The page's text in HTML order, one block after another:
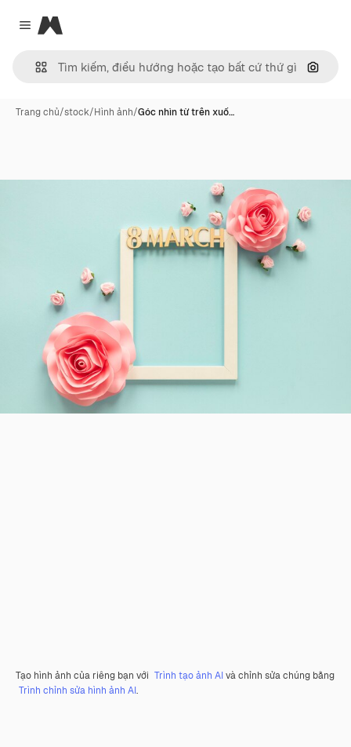
Close menu
Magnific
Tìm
Trang chủ/stock/Hình ảnh/Góc nhìn từ trên xuố…
Tạo hình ảnh của riêng bạn với Trình tạo ảnh AIvà chỉnh sửa chúng bằng
Trình chỉnh sửa hình ảnh AI.